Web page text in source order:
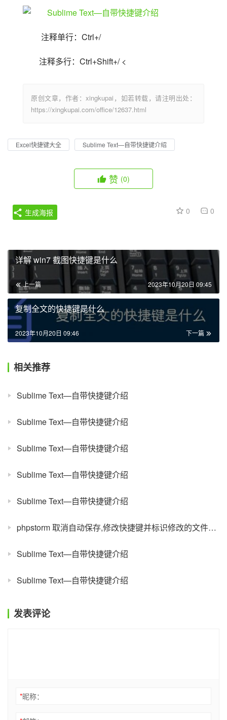
注释单行：Ctrl+/
注释多行：Ctrl+Shift+/ <
原创文章，作者：xingkupai，如若转载，请注明出处：
https://xingkupai.com/office/12637.html
Excel快捷键大全 Sublime Text—自带快捷键介绍
赞 (0)
0 0
生成海报
详解 win7 截图快捷键是什么
上一篇 2023年10月20日 09:45
复制全文的快捷键是什么
下一篇
2023年10月20日 09:46
相关推荐
Sublime Text—自带快捷键介绍
Sublime Text—自带快捷键介绍
Sublime Text—自带快捷键介绍
Sublime Text—自带快捷键介绍
Sublime Text—自带快捷键介绍
phpstorm 取消自动保存,修改快捷键并标识修改的文件为星星标记
Sublime Text—自带快捷键介绍
Sublime Text—自带快捷键介绍
发表评论
*昵称：